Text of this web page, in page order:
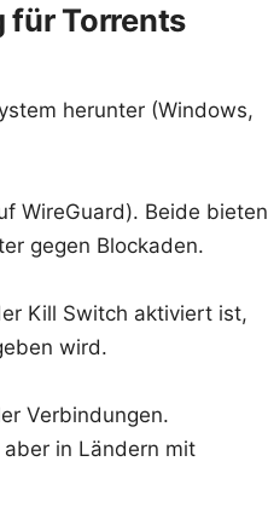
Torrents
herunter (Windows,
WireGuard). Beide bieten
gegen Blockaden.
Kill Switch aktiviert ist,
wird.
Verbindungen.
in Ländern mit